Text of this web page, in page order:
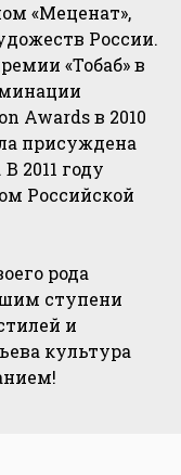
«Меценат»,
России.
«Тобаб» в
Awards в 2010
присуждена
2011 году
Российской
рода
ступени
и
культура